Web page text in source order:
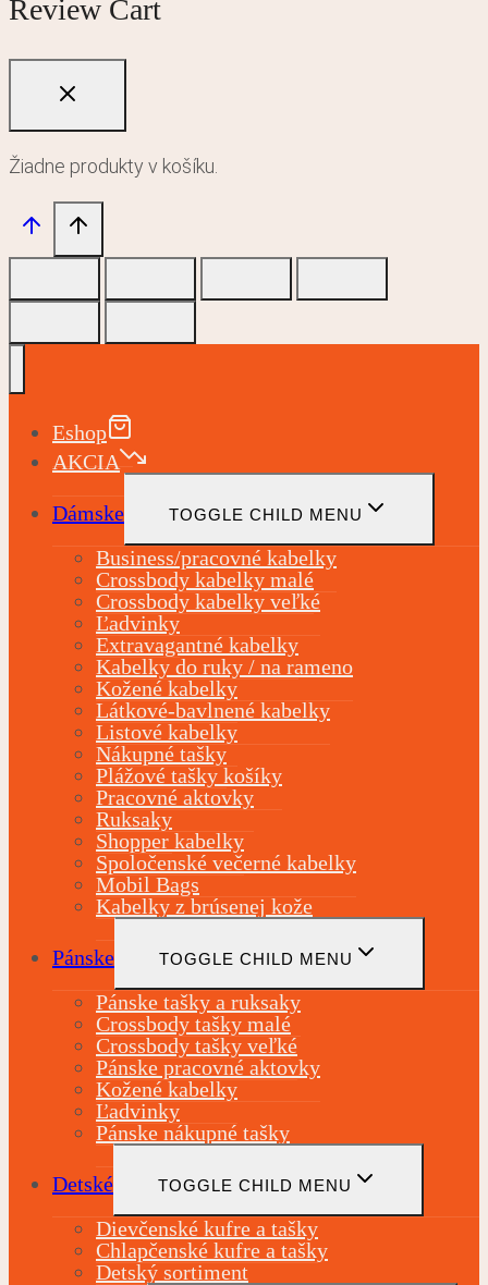
Review Cart
Žiadne produkty v košíku.
Eshop
AKCIA
Dámske TOGGLE CHILD MENU
Business/pracovné kabelky
Crossbody kabelky malé
Crossbody kabelky veľké
Ľadvinky
Extravagantné kabelky
Kabelky do ruky / na rameno
Kožené kabelky
Látkové-bavlnené kabelky
Listové kabelky
Nákupné tašky
Plážové tašky košíky
Pracovné aktovky
Ruksaky
Shopper kabelky
Spoločenské večerné kabelky
Mobil Bags
Kabelky z brúsenej kože
Pánske TOGGLE CHILD MENU
Pánske tašky a ruksaky
Crossbody tašky malé
Crossbody tašky veľké
Pánske pracovné aktovky
Kožené kabelky
Ľadvinky
Pánske nákupné tašky
Detské TOGGLE CHILD MENU
Dievčenské kufre a tašky
Chlapčenské kufre a tašky
Detský sortiment